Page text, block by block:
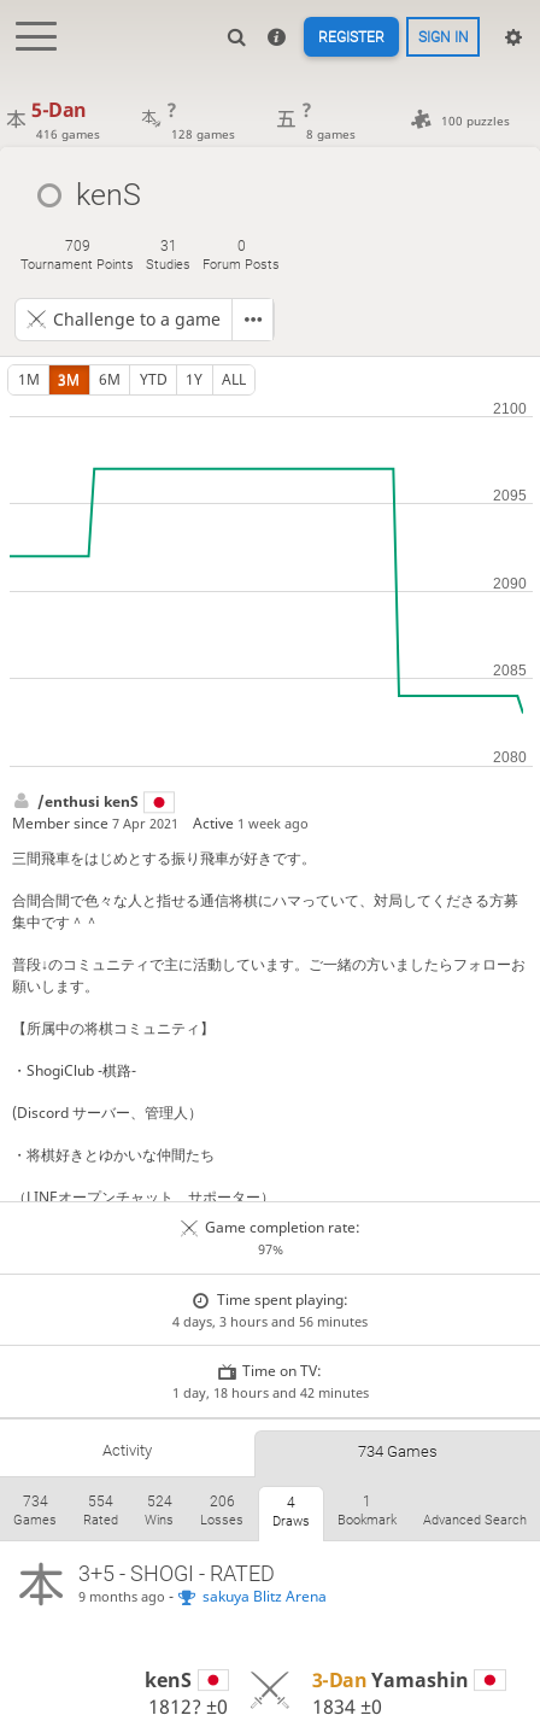
REGISTER SIGN IN
5-Dan
416 games
?
128 games
?
8 games
100 puzzles
kenS
709
Tournament Points
31
Studies
0
Forum Posts
Challenge to a game
1M 3M 6M YTD 1Y ALL
/enthusi kenS
Member since 7 Apr 2021 Active 1 week ago
三間飛車をはじめとする振り飛車が好きです。
合間合間で色々な人と指せる通信将棋にハマっていて、対局してくださる方募
集中です＾＾
普段↓のコミュニティで主に活動しています。ご一緒の方いましたらフォローお
願いします。
【所属中の将棋コミュニティ】
・ShogiClub -棋路-
(Discord サーバー、管理人）
・将棋好きとゆかいな仲間たち
（LINEオープンチャット、サポーター）
（栗空団 団員）
チーム振り飛車党
Team Mokumoku
Game completion rate:
97%
Time spent playing:
4 days, 3 hours and 56 minutes
Time on TV:
1 day, 18 hours and 42 minutes
Activity 734 Games
734
Games
554
Rated
524
Wins
206
Losses
4
Draws
1
Bookmark Advanced Search
3+5 - SHOGI - RATED
9 months ago - sakuya Blitz Arena
kenS
1812?±0
3-DanYamashin
1834±0